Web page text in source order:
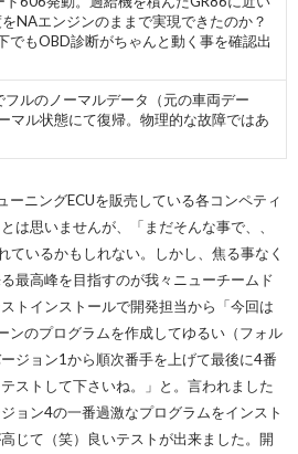
NAエンジンのままで実現できたのか？
でもOBD診断がちゃんと動く事を確認出
ルのノーマルデータ（元の車両デー
マル状態にて復帰。物理的な故障ではあ
ーニングECUを販売している各コンペティ
は思いませんが、「まだそんな事で、、
ているかもしれない。しかし、焦る事なく
最高峰を目指すのが我々ニューチームド
トインストールで開発担当から「今回は
ンのプログラムを作成してゆるい（フォル
ジョン1から順次番手を上げて最後に4番
ストして下さいね。」と。言われました
ョン4の一番過激なプログラムをインスト
じて（笑）良いテストが出来ました。開